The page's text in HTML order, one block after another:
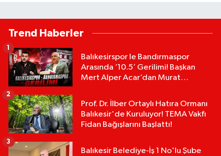
Trend Haberler
Balıkesirspor le Bandırmaspor
Arasında ‘10.5’ Gerilimi! Başkan
Mert Alper Acar’dan Murat
1
Prof. Dr. İlber Ortaylı Hatıra Ormanı
Balıkesir'de Kuruluyor! TEMA Vakfı
Fidan Bağışlarını Başlattı!
2
Balıkesir Belediye-İş 1 No'lu Şube
3